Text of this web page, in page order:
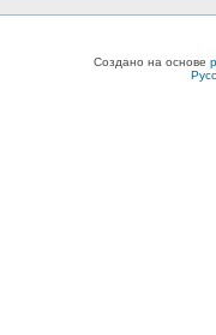
Создано на основе